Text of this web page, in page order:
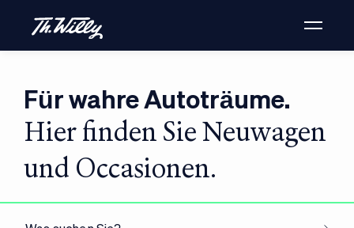
Für wahre Autoträume.
Hier finden Sie Neuwagen
und Occasionen.